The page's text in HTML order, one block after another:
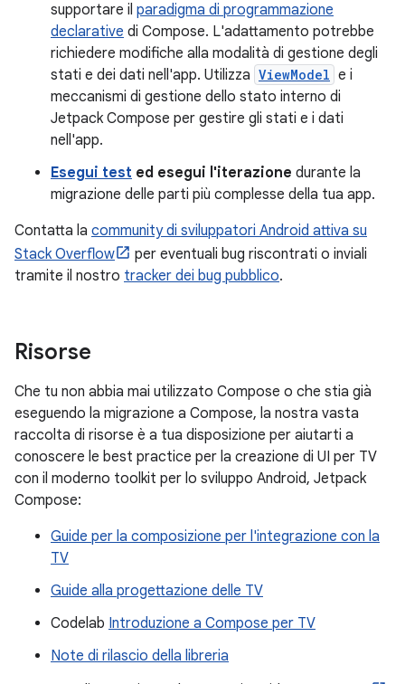
supportare il paradigma di programmazione
declarative di Compose. L'adattamento potrebbe
richiedere modifiche alla modalità di gestione degli
stati e dei dati nell'app. Utilizza ViewModel e i
meccanismi di gestione dello stato interno di
Jetpack Compose per gestire gli stati e i dati
nell'app.
Esegui test ed esegui l'iterazione durante la
migrazione delle parti più complesse della tua app.
Contatta la community di sviluppatori Android attiva su
Stack Overflow
per eventuali bug riscontrati o inviali
tramite il nostro tracker dei bug pubblico.
Risorse
Che tu non abbia mai utilizzato Compose o che stia già
eseguendo la migrazione a Compose, la nostra vasta
raccolta di risorse è a tua disposizione per aiutarti a
conoscere le best practice per la creazione di UI per TV
con il moderno toolkit per lo sviluppo Android, Jetpack
Compose:
Guide per la composizione per l'integrazione con la
TV
Guide alla progettazione delle TV
Codelab Introduzione a Compose per TV
Note di rilascio della libreria